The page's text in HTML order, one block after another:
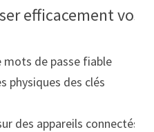
efficacement vos
de passe fiable
physiques des clés
des appareils connectés